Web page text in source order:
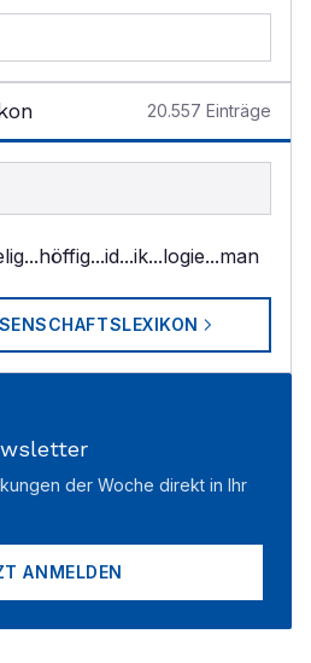
20.557 Einträge
...höffig...id...ik...logie...man
der Woche direkt in Ihr
ANMELDEN